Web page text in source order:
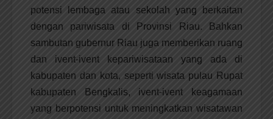
potensi lembaga atau sekolah yang berkaitan
dengan pariwisata di Provinsi Riau. Bahkan
sambutan gubernur Riau juga memberikan ruang
dan ivent-ivent kepariwisataan yang ada di
kabupaten dan kota, seperti wisata pulau Rupat
kabupaten Bengkalis, ivent-ivent keagamaan
yang berpotensi untuk meningkatkan wisatawan